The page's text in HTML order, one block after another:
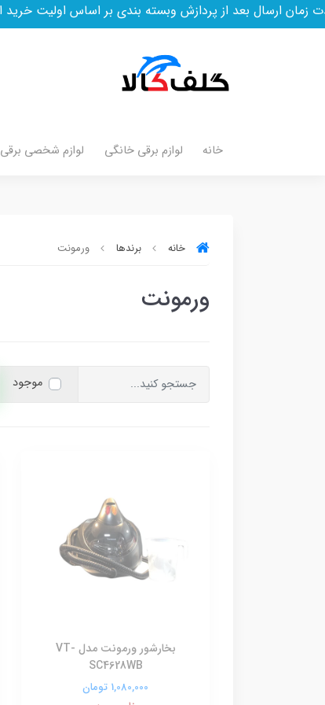
بعد از پردازش وبسته بندی بر اساس اولیت خرید است
خانه لوازم برقی خانگی لوازم شخصی برقی
خانه برندها ورمونت
ورمونت
موجود
بخارشور ورمونت مدل VT-
SC4628WB
1,080,000 تومان